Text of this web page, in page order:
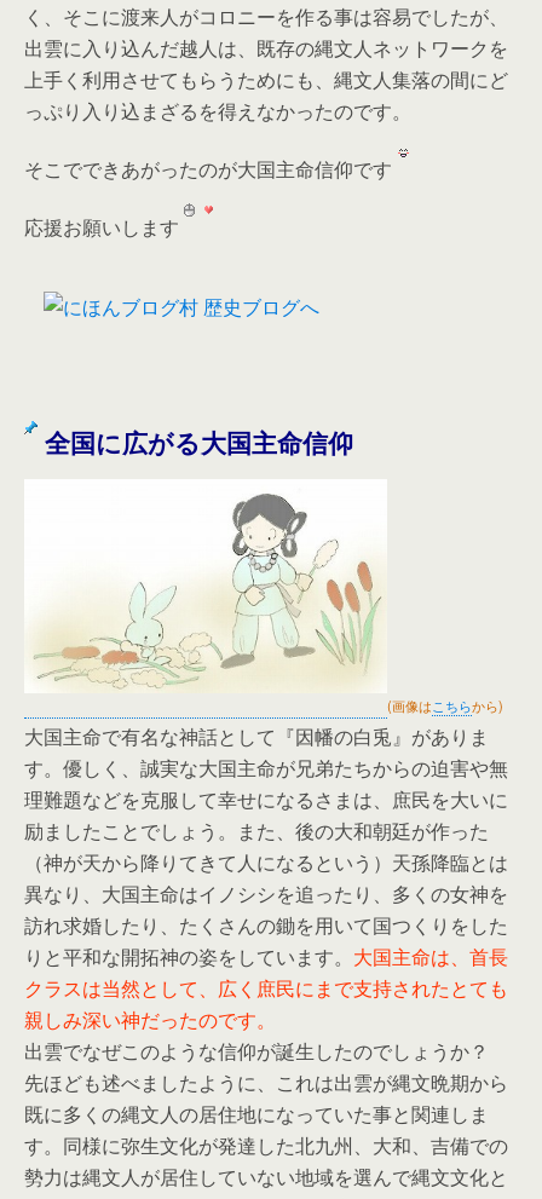
く、そこに渡来人がコロニーを作る事は容易でしたが、
出雲に入り込んだ越人は、既存の縄文人ネットワークを
上手く利用させてもらうためにも、縄文人集落の間にど
っぷり入り込まざるを得えなかったのです。
そこでできあがったのが大国主命信仰です
応援お願いします
全国に広がる大国主命信仰
(画像はこちらから)
大国主命で有名な神話として『因幡の白兎』がありま
す。優しく、誠実な大国主命が兄弟たちからの迫害や無
理難題などを克服して幸せになるさまは、庶民を大いに
励ましたことでしょう。また、後の大和朝廷が作った
（神が天から降りてきて人になるという）天孫降臨とは
異なり、大国主命はイノシシを追ったり、多くの女神を
訪れ求婚したり、たくさんの鋤を用いて国つくりをした
りと平和な開拓神の姿をしています。 大国主命は、首長
クラスは当然として、広く庶民にまで支持されたとても
親しみ深い神だったのです。
出雲でなぜこのような信仰が誕生したのでしょうか？
先ほども述べましたように、これは出雲が縄文晩期から
既に多くの縄文人の居住地になっていた事と関連しま
す。同様に弥生文化が発達した北九州、大和、吉備での
勢力は縄文人が居住していない地域を選んで縄文文化と